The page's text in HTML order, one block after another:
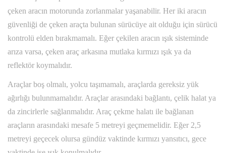
çeken aracın motorunda zorlanmalar yaşanabilir. Her iki aracın
güvenliği de çeken araçta bulunan sürücüye ait olduğu için sürücü
kontrolü elden bırakmamalı. Eğer çekilen aracın ışık sisteminde
arıza varsa, çeken araç arkasına mutlaka kırmızı ışık ya da
reflektör koymalıdır.
Araçlar boş olmalı, yolcu taşımamalı, araçlarda gereksiz yük
ağırlığı bulunmamalıdır. Araçlar arasındaki bağlantı, çelik halat ya
da zincirlerle sağlanmalıdır. Araç çekme halatı ile bağlanan
araçların arasındaki mesafe 5 metreyi geçmemelidir. Eğer 2,5
metreyi geçecek olursa gündüz vaktinde kırmızı yansıtıcı, gece